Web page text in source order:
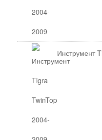
Инструмент